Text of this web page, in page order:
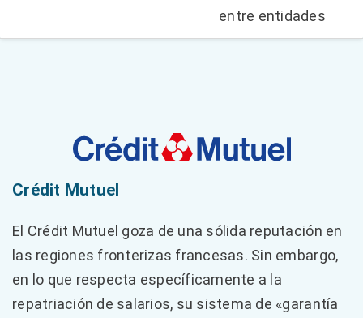
entre entidades
Crédit Mutuel
El Crédit Mutuel goza de una sólida reputación en
las regiones fronterizas francesas. Sin embargo,
en lo que respecta específicamente a la
repatriación de salarios, su sistema de «garantía